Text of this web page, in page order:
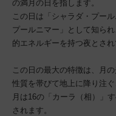
の満月の日を指します。
この日は「シャラダ・プー
プールニマー」として知ら
的エネルギーを持つ夜とされ
この日の最大の特徴は、月
性質を帯びて地上に降り注ぐ
月は16の「カーラ（相）」
されます。